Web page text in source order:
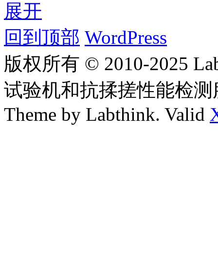
展开
回到顶部 WordPress
版权所有 © 2010-2025
试验机和抗揉搓性能检
Theme by Labthink. Valid